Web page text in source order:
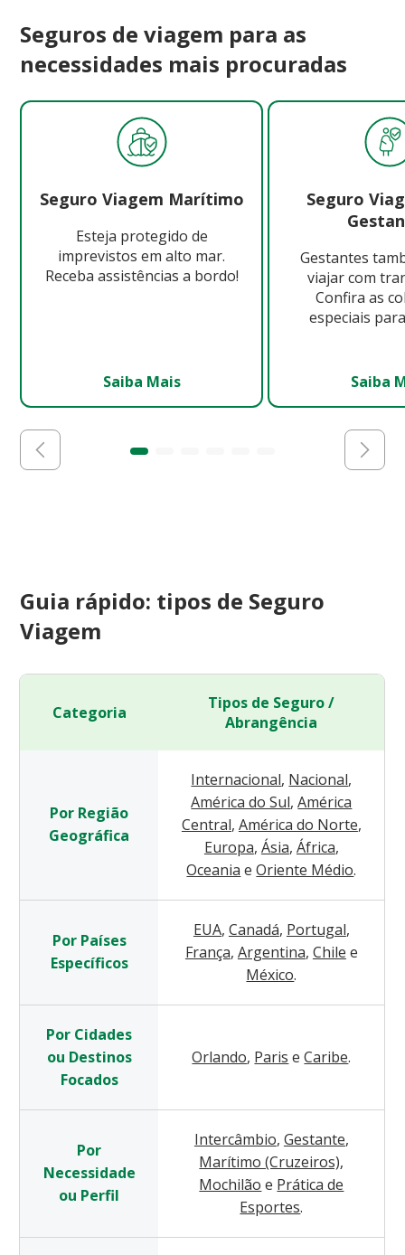
Seguros de viagem para as
necessidades mais procuradas
Seguro Viagem Marítimo
Esteja protegido de
imprevistos em alto mar.
Receba assistências a bordo!
Saiba Mais
Seguro
Gestantes
viajar com
Confira as
especiais
Saiba
Guia rápido: tipos de Seguro
Viagem
Categoria
Tipos de Seguro /
Abrangência
Por Região
Geográfica
Internacional, Nacional,
América do Sul, América
Central, América do Norte,
Europa, Ásia, África,
Oceania e Oriente Médio.
Por Países
Específicos
EUA, Canadá, Portugal,
França, Argentina, Chile e
México.
Por Cidades
ou Destinos
Focados
Orlando, Paris e Caribe.
Por
Necessidade
ou Perfil
Intercâmbio, Gestante,
Marítimo (Cruzeiros),
Mochilão e Prática de
Esportes.